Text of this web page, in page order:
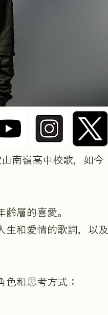
南嶺高中校歌，如今
層的喜愛。
生和愛情的歌詞，以及
和思考方式：